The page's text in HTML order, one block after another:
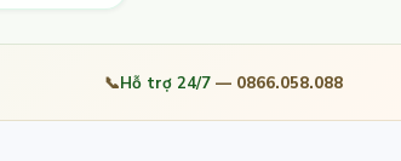
📞Hỗ trợ 24/7 — 0866.058.088